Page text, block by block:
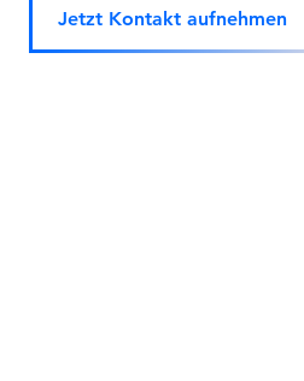
Jetzt Kontakt aufnehmen